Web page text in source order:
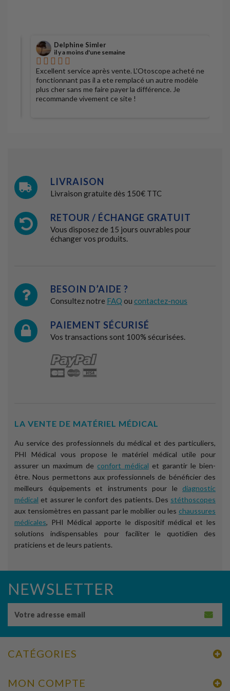
Delphine Simler
il y a moins d'une semaine
Excellent service après vente. L'Otoscope acheté ne
fonctionnant pas il a ete remplacé un autre modèle
plus cher sans me faire payer la différence. Je
recommande vivement ce site !
LIVRAISON
Livraison gratuite dès 150€ TTC
RETOUR / ÉCHANGE GRATUIT
Vous disposez de 15 jours ouvrables pour
échanger vos produits.
BESOIN D’AIDE ?
Consultez notre FAQ ou contactez-nous
PAIEMENT SÉCURISÉ
Vos transactions sont 100% sécurisées.
LA VENTE DE MATÉRIEL MÉDICAL
Au service des professionnels du médical et des particuliers,
PHI Médical vous propose le matériel médical utile pour
assurer un maximum de confort médical et garantir le bien-
être. Nous permettons aux professionnels de bénéficier des
meilleurs équipements et instruments pour le diagnostic
médical et assurer le confort des patients. Des stéthoscopes
aux tensiomètres en passant par le mobilier ou les chaussures
médicales, PHI Médical apporte le dispositif médical et les
solutions indispensables pour faciliter le quotidien des
praticiens et de leurs patients.
NEWSLETTER
CATÉGORIES
MON COMPTE